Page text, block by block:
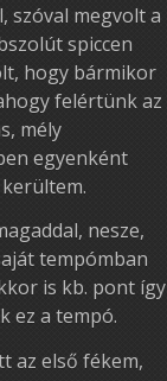
szóval megvolt a
spiccen
hogy bármikor
felértünk az
mély
egyenként
nesze,
tempómban
is kb. pont így
ez a tempó.
az első fékem,